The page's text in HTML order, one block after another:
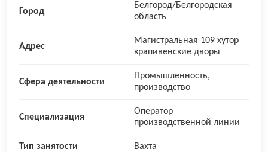
Город
Белгород/Белгородская
область
Адрес
Магистральная 109 хутор
крапивенские дворы
Сфера деятельности
Промышленность,
производство
Специализация
Оператор
производственной линии
Тип занятости Вахта